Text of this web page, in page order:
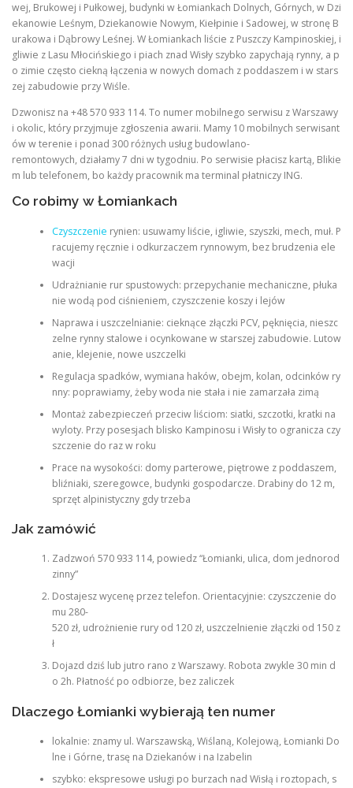
wej, Brukowej i Pułkowej, budynki w Łomiankach Dolnych, Górnych, w Dzi
ekanowie Leśnym, Dziekanowie Nowym, Kiełpinie i Sadowej, w stronę B
urakowa i Dąbrowy Leśnej. W Łomiankach liście z Puszczy Kampinoskiej, i
gliwie z Lasu Młocińskiego i piach znad Wisły szybko zapychają rynny, a p
o zimie często ciekną łączenia w nowych domach z poddaszem i w stars
zej zabudowie przy Wiśle.
Dzwonisz na +48 570 933 114. To numer mobilnego serwisu z Warszawy
i okolic, który przyjmuje zgłoszenia awarii. Mamy 10 mobilnych serwisant
ów w terenie i ponad 300 różnych usług budowlano-
remontowych, działamy 7 dni w tygodniu. Po serwisie płacisz kartą, Blikie
m lub telefonem, bo każdy pracownik ma terminal płatniczy ING.
Co robimy w Łomiankach
Czyszczenie rynien: usuwamy liście, igliwie, szyszki, mech, muł. P
racujemy ręcznie i odkurzaczem rynnowym, bez brudzenia ele
wacji
Udrażnianie rur spustowych: przepychanie mechaniczne, płuka
nie wodą pod ciśnieniem, czyszczenie koszy i lejów
Naprawa i uszczelnianie: cieknące złączki PCV, pęknięcia, nieszc
zelne rynny stalowe i ocynkowane w starszej zabudowie. Lutow
anie, klejenie, nowe uszczelki
Regulacja spadków, wymiana haków, obejm, kolan, odcinków ry
nny: poprawiamy, żeby woda nie stała i nie zamarzała zimą
Montaż zabezpieczeń przeciw liściom: siatki, szczotki, kratki na
wyloty. Przy posesjach blisko Kampinosu i Wisły to ogranicza czy
szczenie do raz w roku
Prace na wysokości: domy parterowe, piętrowe z poddaszem,
bliźniaki, szeregowce, budynki gospodarcze. Drabiny do 12 m,
sprzęt alpinistyczny gdy trzeba
Jak zamówić
Zadzwoń 570 933 114, powiedz “Łomianki, ulica, dom jednorod
zinny”
Dostajesz wycenę przez telefon. Orientacyjnie: czyszczenie do
mu 280-
520 zł, udrożnienie rury od 120 zł, uszczelnienie złączki od 150 z
ł
Dojazd dziś lub jutro rano z Warszawy. Robota zwykle 30 min d
o 2h. Płatność po odbiorze, bez zaliczek
Dlaczego Łomianki wybierają ten numer
lokalnie: znamy ul. Warszawską, Wiślaną, Kolejową, Łomianki Do
lne i Górne, trasę na Dziekanów i na Izabelin
szybko: ekspresowe usługi po burzach nad Wisłą i roztopach, s